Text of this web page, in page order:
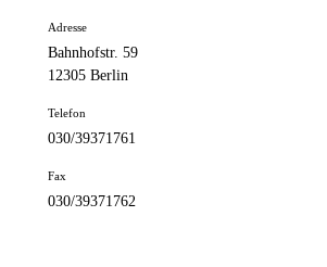
Adresse
Bahnhofstr. 59
12305 Berlin
Telefon
030/39371761
Fax
030/39371762